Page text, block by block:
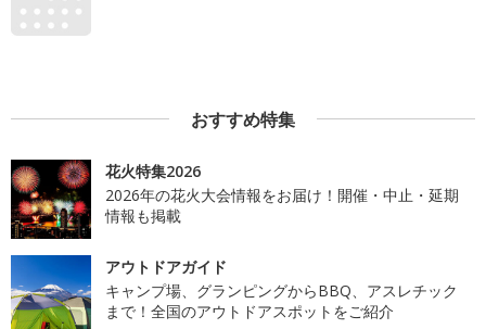
おすすめ特集
花火特集2026
2026年の花火大会情報をお届け！開催・中止・延期
情報も掲載
アウトドアガイド
キャンプ場、グランピングからBBQ、アスレチック
まで！全国のアウトドアスポットをご紹介